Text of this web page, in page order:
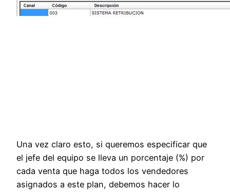
Una vez claro esto, si queremos especificar que
el jefe del equipo se lleva un porcentaje (%) por
cada venta que haga todos los vendedores
asignados a este plan, debemos hacer lo